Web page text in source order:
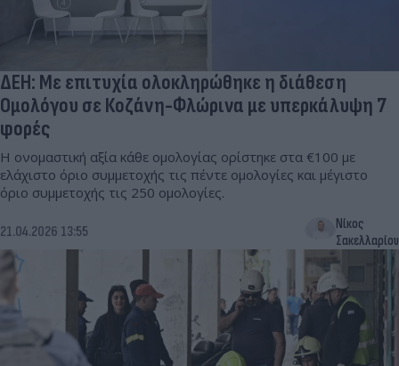
ΔΕΗ: Με επιτυχία ολοκληρώθηκε η διάθεση
Ομολόγου σε Κοζάνη-Φλώρινα με υπερκάλυψη 7
φορές
Η ονομαστική αξία κάθε ομολογίας ορίστηκε στα €100 με
ελάχιστο όριο συμμετοχής τις πέντε ομολογίες και μέγιστο
όριο συμμετοχής τις 250 ομολογίες.
21.04.2026 13:55
Νίκος
Σακελλαρίου